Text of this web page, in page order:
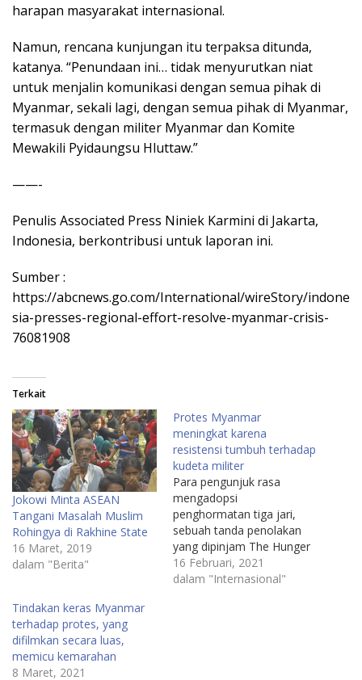
harapan masyarakat internasional.
Namun, rencana kunjungan itu terpaksa ditunda,
katanya. “Penundaan ini… tidak menyurutkan niat
untuk menjalin komunikasi dengan semua pihak di
Myanmar, sekali lagi, dengan semua pihak di Myanmar,
termasuk dengan militer Myanmar dan Komite
Mewakili Pyidaungsu Hluttaw.”
——-
Penulis Associated Press Niniek Karmini di Jakarta,
Indonesia, berkontribusi untuk laporan ini.
Sumber :
https://abcnews.go.com/International/wireStory/indone
sia-presses-regional-effort-resolve-myanmar-crisis-
76081908
Terkait
Jokowi Minta ASEAN
Tangani Masalah Muslim
Rohingya di Rakhine State
16 Maret, 2019
dalam "Berita"
Protes Myanmar
meningkat karena
resistensi tumbuh terhadap
kudeta militer
Para pengunjuk rasa
mengadopsi
penghormatan tiga jari,
sebuah tanda penolakan
yang dipinjam The Hunger
Games film, setelah
digunakan oleh pengunjuk
16 Februari, 2021
dalam "Internasional"
Tindakan keras Myanmar
terhadap protes, yang
difilmkan secara luas,
memicu kemarahan
8 Maret, 2021